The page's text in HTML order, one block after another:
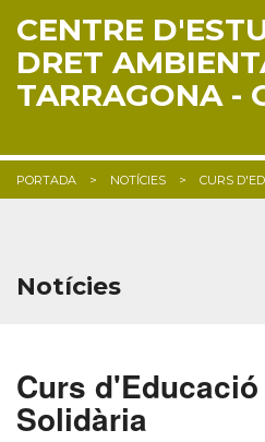
FORMACIÓ
RECERCA I TRANSFERÈNCIA
CENTRE
DRET
TARRAGONA -
PORTADA NOTÍCIES CURS
Notícies
Curs
Solidària